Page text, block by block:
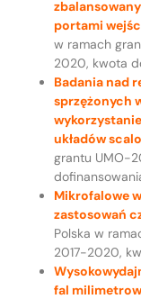
portami
w ramach
2020, kwota
Badania nad
sprzężonych
układów
grantu UMO-
Mikrofalowe
zastosowań
Polska w
2017-2020,
fal